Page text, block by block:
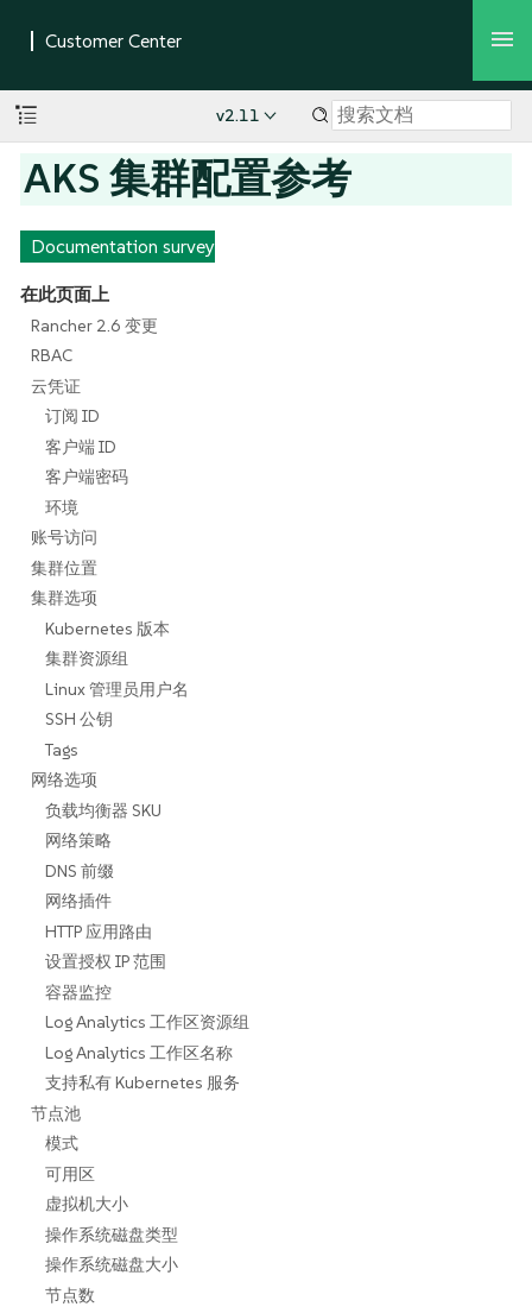
v2.11
AKS 集群配置参考
Documentation survey
在此页面上
Rancher 2.6 变更
RBAC
云凭证
订阅 ID
客户端 ID
客户端密码
环境
账号访问
集群位置
集群选项
Kubernetes 版本
集群资源组
Linux 管理员用户名
SSH 公钥
Tags
网络选项
负载均衡器 SKU
网络策略
DNS 前缀
网络插件
HTTP 应用路由
设置授权 IP 范围
容器监控
Log Analytics 工作区资源组
Log Analytics 工作区名称
支持私有 Kubernetes 服务
节点池
模式
可用区
虚拟机大小
操作系统磁盘类型
操作系统磁盘大小
节点数